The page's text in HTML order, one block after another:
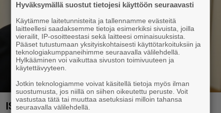
IS: Hjalliksen ja Jasminen häissä suomalainen
Hyväksymällä suostut tietojesi käyttöön seuraavasti
Käytämme laitetunnisteita ja tallennamme evästeitä
laitteellesi saadaksemme tietoja esimerkiksi sivuista, joilla
vierailit, IP-osoitteestasi sekä laitteesi ominaisuuksista.
Pääset tutustumaan yksityiskohtaisesti käyttötarkoituksiin ja
teknologiakumppaneihimme seuraavalla välilehdellä.
Hylkääminen voi vaikuttaa sivuston toimivuuteen ja
käytettävyyteen.
Jotkin teknologiamme voivat käsitellä tietoja myös ilman
suostumusta, jos niillä on siihen oikeutettu peruste. Voit
vastustaa tätä tai muuttaa asetuksiasi milloin tahansa
seuraavalla välilehdellä.